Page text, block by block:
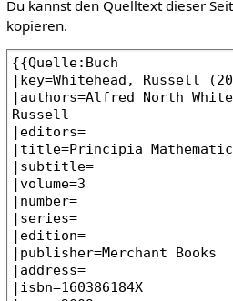
Du kannst den Quelltext dieser
kopieren.